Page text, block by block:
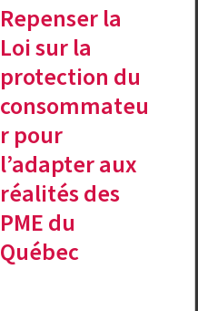
Repenser la
Loi sur la
protection du
consommateu
r pour
l’adapter aux
réalités des
PME du
Québec